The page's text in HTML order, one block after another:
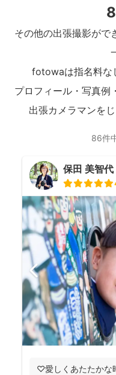
その他の出張撮影がで
fotowaは指名料な
プロフィール・写真例
出張カメラマンを
86件
保田 美智代
♡愛しくあたたかな